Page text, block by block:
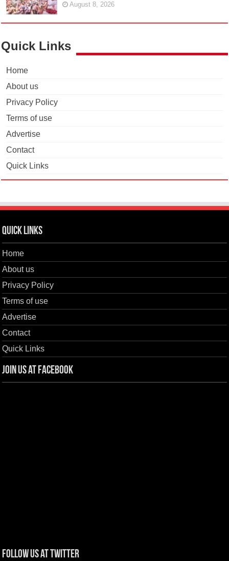
August 8, 2026
Quick Links
Home
About us
Privacy Policy
Terms of use
Advertise
Contact
Quick Links
Quick Links
Home
About us
Privacy Policy
Terms of use
Advertise
Contact
Quick Links
Join us at Facebook
Follow us at Twitter